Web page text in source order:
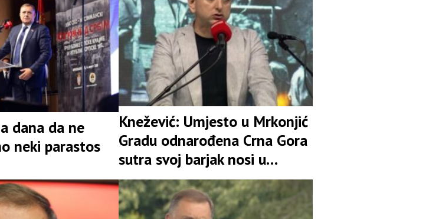
neki parastos
Knežević: Umjesto u Mrkonjić
Gradu odnarođena Crna Gora
sutra svoj barjak nosi u
Zagreb